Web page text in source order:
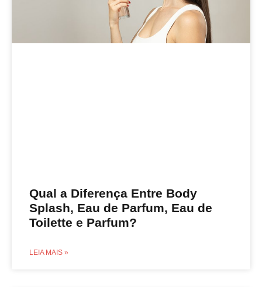
Qual a Diferença Entre Body
Splash, Eau de Parfum, Eau de
Toilette e Parfum?
LEIA MAIS »